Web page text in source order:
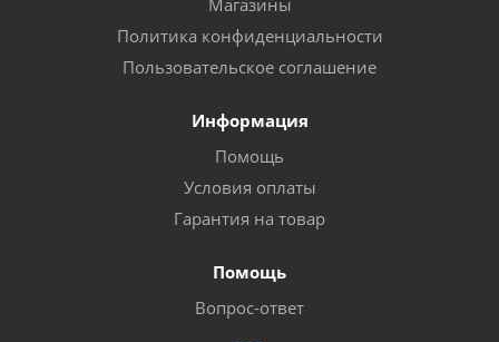
Магазины
Политика конфиденциальности
Пользовательское соглашение
Информация
Помощь
Условия оплаты
Гарантия на товар
Помощь
Вопрос-ответ